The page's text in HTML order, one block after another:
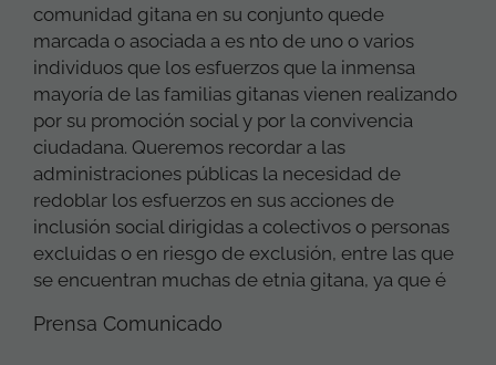
comunidad gitana en su conjunto quede
marcada o asociada a es nto de uno o varios
individuos que los esfuerzos que la inmensa
mayoría de las familias gitanas vienen realizando
por su promoción social y por la convivencia
ciudadana. Queremos recordar a las
administraciones públicas la necesidad de
redoblar los esfuerzos en sus acciones de
inclusión social dirigidas a colectivos o personas
excluidas o en riesgo de exclusión, entre las que
se encuentran muchas de etnia gitana, ya que é
Prensa Comunicado